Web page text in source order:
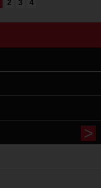
2 3 4